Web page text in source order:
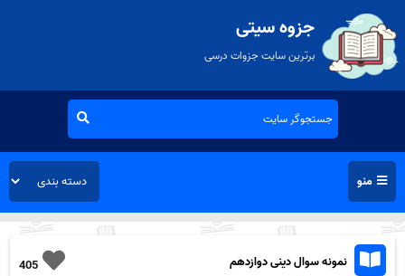
جزوه سیتی
برترین سایت جزوات درسی
منو
405 نمونه سوال دینی دوازدهم